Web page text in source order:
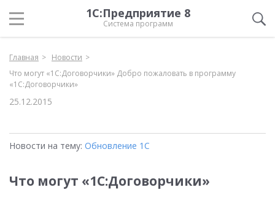
1С:Предприятие 8
Система программ
Главная
Новости
Что могут «1С:Договорчики» Добро пожаловать в программу
«1С:Договорчики»
25.12.2015
Новости на тему: Обновление 1С
Что могут «1С:Договорчики»